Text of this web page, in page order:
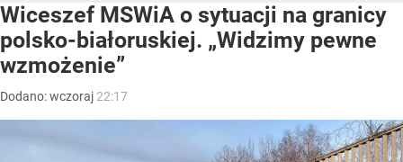
Wiceszef MSWiA o sytuacji na granicy
polsko-białoruskiej. „Widzimy pewne
wzmożenie”
Dodano:wczoraj 22:17